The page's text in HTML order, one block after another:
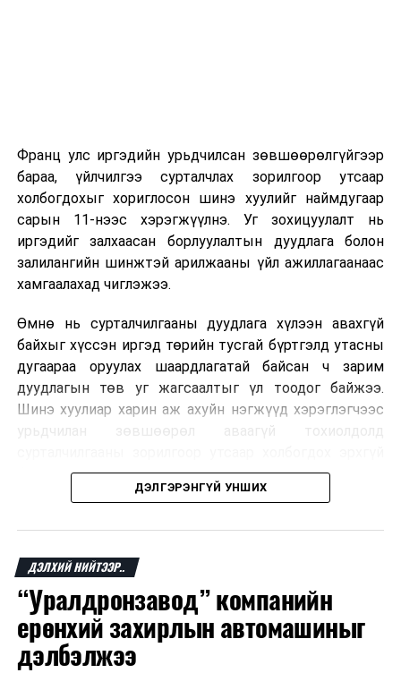
Франц улс иргэдийн урьдчилсан зөвшөөрөлгүйгээр
бараа, үйлчилгээ сурталчлах зорилгоор утсаар
холбогдохыг хориглосон шинэ хуулийг наймдугаар
сарын 11-нээс хэрэгжүүлнэ. Уг зохицуулалт нь
иргэдийг залхаасан борлуулалтын дуудлага болон
залилангийн шинжтэй арилжааны үйл ажиллагаанаас
хамгаалахад чиглэжээ.
Өмнө нь сурталчилгааны дуудлага хүлээн авахгүй
байхыг хүссэн иргэд төрийн тусгай бүртгэлд утасны
дугаараа оруулах шаардлагатай байсан ч зарим
дуудлагын төв уг жагсаалтыг үл тоодог байжээ.
Шинэ хуулиар харин аж ахуйн нэгжүүд хэрэглэгчээс
урьдчилан зөвшөөрөл аваагүй тохиолдолд
болно. Иргэн өгсөн зөвшөөрлөө хүссэн үедээ цуцлах
Францын эрх баригчдын тооцоолсноор тус улсын
иргэдийн дөрөвний гурав орчим нь долоо хоног бүр
дор хаяж нэг удаа хүсээгүй сурталчилгааны дуудлага
хүлээн авдаг бөгөөд олон хүн үүнээс ч олон
дуудлагад өртдөг байна. Хэрэглэгчийн эрхийг
хамгаалах 11 байгууллага 2024 онд хамтран
шаардлага гаргаж, суурин болон гар утас руу ирдэг
ДЭЛГЭРЭНГҮЙ УНШИХ
ДЭЛХИЙ НИЙТЭЭР..
“Уралдронзавод” компанийн
ерөнхий захирлын автомашиныг
дэлбэлжээ